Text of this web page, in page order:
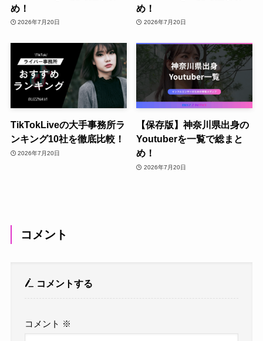
め！
2026年7月20日
め！
2026年7月20日
TikTokLiveの大手事務所ラ
ンキング10社を徹底比較！
2026年7月20日
【保存版】神奈川県出身の
Youtuberを一覧で総まと
め！
2026年7月20日
コメント
コメントする
コメント ※